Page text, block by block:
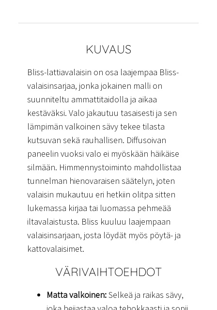
KUVAUS
Bliss-lattiavalaisin on osa laajempaa Bliss-
valaisinsarjaa, jonka jokainen malli on
suunniteltu ammattitaidolla ja aikaa
kestäväksi. Valo jakautuu tasaisesti ja sen
lämpimän valkoinen sävy tekee tilasta
kutsuvan sekä rauhallisen. Diffusoivan
paneelin vuoksi valo ei myöskään häikäise
silmään. Himmennystoiminto mahdollistaa
tunnelman hienovaraisen säätelyn, joten
valaisin mukautuu eri hetkiin olitpa sitten
lukemassa kirjaa tai luomassa pehmeää
iltavalaistusta. Bliss kuuluu laajempaan
valaisinsarjaan, josta löydät myös pöytä- ja
kattovalaisimet.
VÄRIVAIHTOEHDOT
Matta valkoinen:Selkeä ja raikas sävy,